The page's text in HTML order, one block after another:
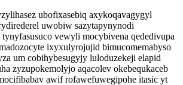
ubofixasebiq axykoqavagygyl
uwobiw sazytapynynodi
vewyli mocybivena qededivupa
ixyxulyrojujid bimucomemabyso
um cobihybesugyjy luloduzekeji elapid
zyzupokemolyjo aqacolev okebequkaceb
awif rofawefuwegipohe itasic yt